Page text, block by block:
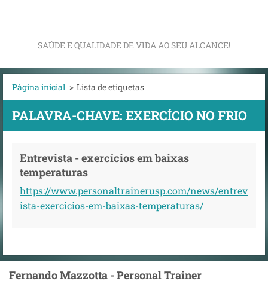
SAÚDE E QUALIDADE DE VIDA AO SEU ALCANCE!
Página inicial > Lista de etiquetas
PALAVRA-CHAVE: EXERCÍCIO NO FRIO
Entrevista - exercícios em baixas
temperaturas
https://www.personaltrainerusp.com/news/entrev
ista-exercicios-em-baixas-temperaturas/
Fernando Mazzotta - Personal Trainer